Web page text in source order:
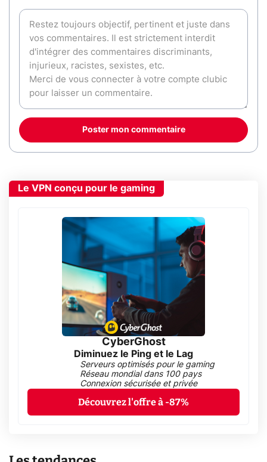
Poster mon commentaire
Le VPN conçu pour le gaming
CyberGhost
Diminuez le Ping et le Lag
Serveurs optimisés pour le gaming
Réseau mondial dans 100 pays
Connexion sécurisée et privée
Découvrez l'offre à -87%